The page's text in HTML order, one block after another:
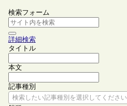
検索フォーム
詳細検索
タイトル
本文
記事種別
検索したい記事種別を選択してください